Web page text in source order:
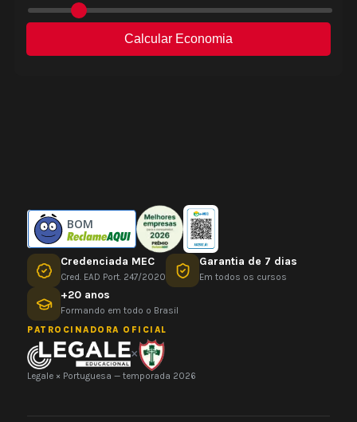
BOM
Credenciada MEC
Cred. EAD Port. 247/2020
Garantia de 7 dias
Em todos os cursos
+20 anos
Formando em todo o Brasil
PATROCINADORA OFICIAL
×
Legale × Portuguesa — temporada 2026